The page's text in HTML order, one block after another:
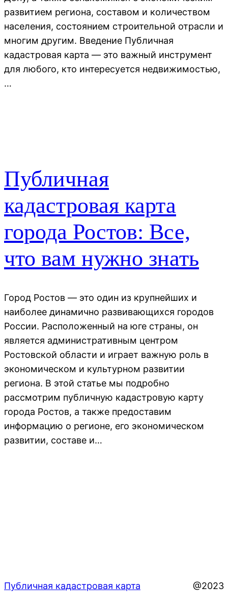
развитием региона, составом и количеством
населения, состоянием строительной отрасли и
многим другим. Введение Публичная
кадастровая карта — это важный инструмент
для любого, кто интересуется недвижимостью,
…
Публичная
кадастровая карта
города Ростов: Все,
что вам нужно знать
Город Ростов — это один из крупнейших и
наиболее динамично развивающихся городов
России. Расположенный на юге страны, он
является административным центром
Ростовской области и играет важную роль в
экономическом и культурном развитии
региона. В этой статье мы подробно
рассмотрим публичную кадастровую карту
города Ростов, а также предоставим
информацию о регионе, его экономическом
развитии, составе и…
Публичная кадастровая карта @2023